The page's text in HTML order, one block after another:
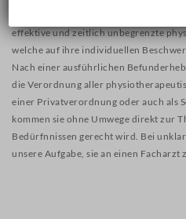
GERÄTEN IN
JAHREN
FEIN-
effektive und zeitlich unbegrenzte
welche auf ihre individuellen
Nach einer ausführlichen
die Verordnung aller
einer Privatverordnung oder auch als
kommen sie ohne Umwege direkt zur
Bedürfnnissen gerecht wird. Bei
unsere Aufgabe, sie an einen Facharzt